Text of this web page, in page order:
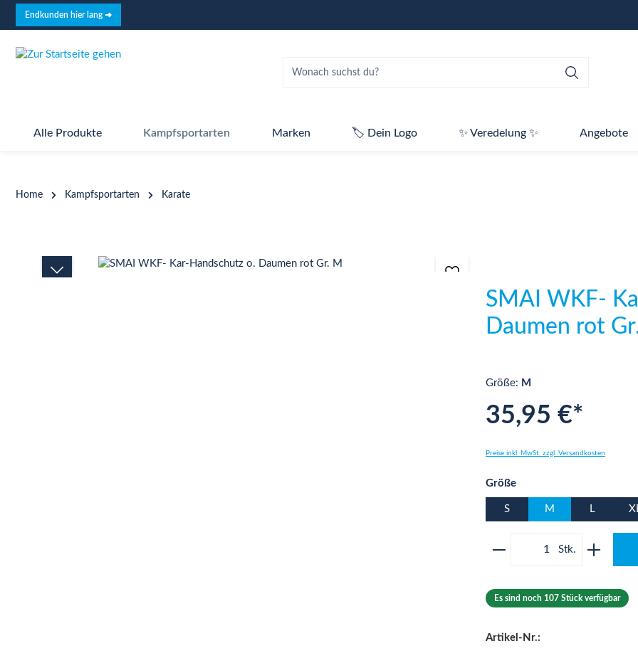
Zur Hauptnavigation springen
Endkunden hier lang ➜
Alle Produkte Kampfsportarten Marken 🏷️ Dein Logo ✨ Veredelung ✨ Angebote
Home Kampfsportarten Karate
Bildergalerie überspringen
SMAI WKF-
Daumen rot
Größe: M
35,95 €*
Preise inkl. MwSt. zzgl. Versandkosten
Größeauswählen
S M L
Produkt Anzahl:
Es sind noch 107 Stück verfügbar
Artikel-Nr.: